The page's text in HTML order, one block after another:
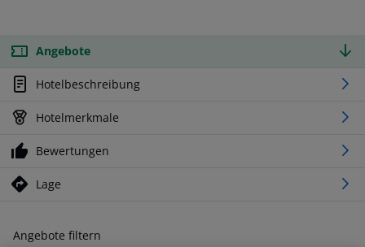
Angebote
Hotelbeschreibung
Hotelmerkmale
Bewertungen
Lage
Angebote filtern